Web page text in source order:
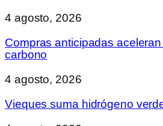
4 agosto, 2026
Compras anticipadas
carbono
4 agosto, 2026
Vieques suma hidrógeno